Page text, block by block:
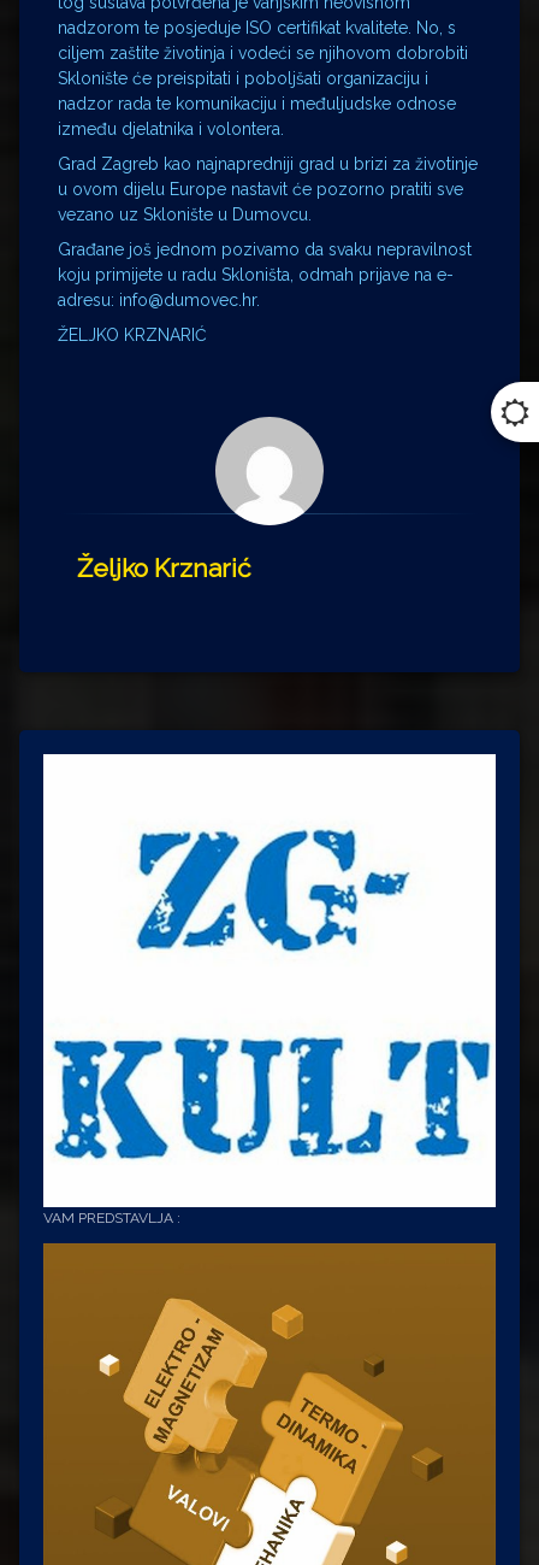
nadzorom te posjeduje ISO certifikat kvalitete. No, s
ciljem zaštite životinja i vodeći se njihovom dobrobiti
Sklonište će preispitati i poboljšati organizaciju i
nadzor rada te komunikaciju i međuljudske odnose
između djelatnika i volontera.
Grad Zagreb kao najnapredniji grad u brizi za životinje
u ovom dijelu Europe nastavit će pozorno pratiti sve
vezano uz Sklonište u Dumovcu.
Građane još jednom pozivamo da svaku nepravilnost
koju primijete u radu Skloništa, odmah prijave na e-
adresu: info@dumovec.hr.
ŽELJKO KRZNARIĆ
Željko Krznarić
VAM PREDSTAVLJA :